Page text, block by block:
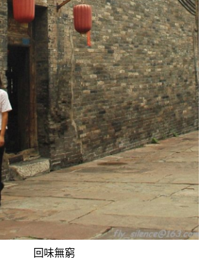
回味無窮